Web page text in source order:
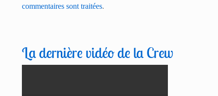
commentaires sont traitées.
La dernière vidéo de la Crew